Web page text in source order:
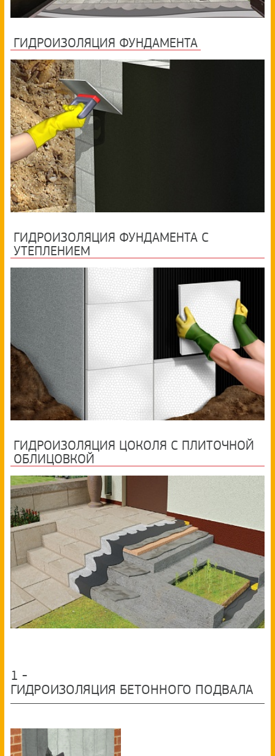
ГИДРОИЗОЛЯЦИЯ ФУНДАМЕНТА
ГИДРОИЗОЛЯЦИЯ ФУНДАМЕНТА C
УТЕПЛЕНИЕМ
ГИДРОИЗОЛЯЦИЯ ЦОКОЛЯ С ПЛИТОЧНОЙ
ОБЛИЦОВКОЙ
1 -
ГИДРОИЗОЛЯЦИЯ БЕТОННОГО ПОДВАЛА